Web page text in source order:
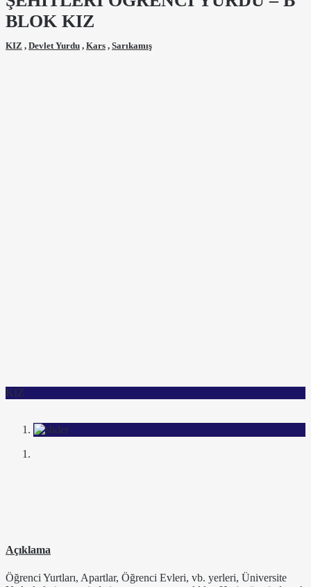
BLOK KIZ
KIZ , Devlet Yurdu , Kars , Sarıkamış
KIZ
Açıklama
Öğrenci Yurtları, Apartlar, Öğrenci Evleri, vb. yerleri, Üniversite